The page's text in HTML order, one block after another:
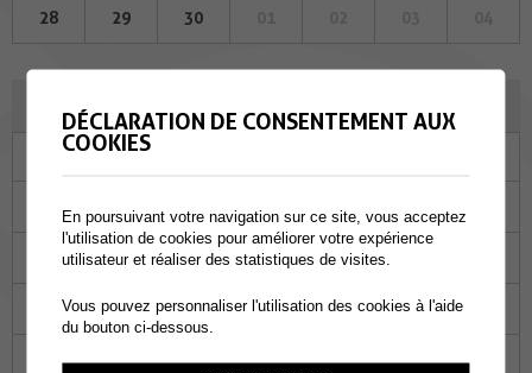
28 29 30
Ma
01 02
06 07 08 09
13 14 15 16 17
20 21 22 23 24
DÉCLARATION DE CONSENTEMENT AUX
COOKIES
En poursuivant votre navigation sur ce site, vous acceptez
l'utilisation de cookies pour améliorer votre expérience
utilisateur et réaliser des statistiques de visites.
Vous pouvez personnaliser l'utilisation des cookies à l'aide
du bouton ci-dessous.